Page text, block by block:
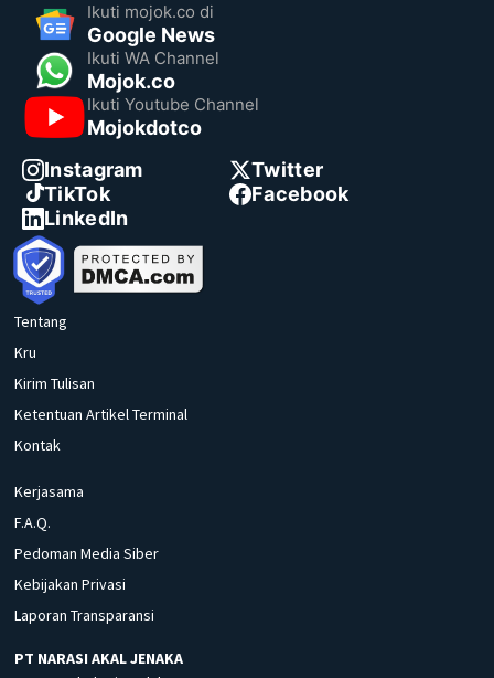
Ikuti mojok.co di
Google News
Ikuti WA Channel
Mojok.co
Ikuti Youtube Channel
Mojokdotco
Instagram
Twitter
TikTok
Facebook
LinkedIn
Tentang
Kru
Kirim Tulisan
Ketentuan Artikel Terminal
Kontak
Kerjasama
F.A.Q.
Pedoman Media Siber
Kebijakan Privasi
Laporan Transparansi
PT NARASI AKAL JENAKA